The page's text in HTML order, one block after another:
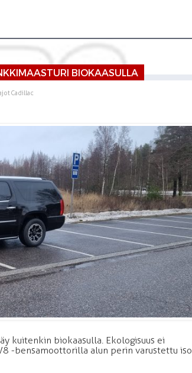
BIOKAASULLA
Cadillac
kuitenkin biokaasulla. Ekologisuus ei
-bensamoottorilla alun perin varustettu iso